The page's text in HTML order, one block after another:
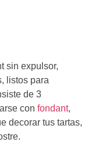
sin expulsor,
listos para
de 3
con fondant,
decorar tus tartas,